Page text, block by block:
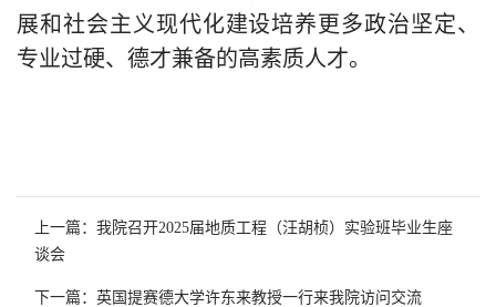
展和社会主义现代化建设培养更多政治坚定、
专业过硬、德才兼备的高素质人才。
上一篇：我院召开2025届地质工程（汪胡桢）实验班毕业生座
谈会
下一篇：英国提赛德大学许东来教授一行来我院访问交流